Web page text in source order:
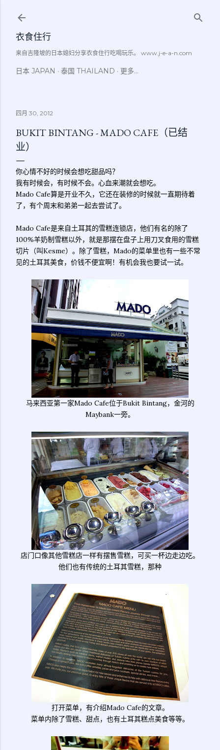
衣食住行
来自吉隆坡的日本媳妇分享衣食住行吃喝玩乐。 www.j-e-a-n.com
日本 JAPAN 泰国 THAILAND 更多…
四月 30, 2012
BUKIT BINTANG - MADO CAFE（已结
业）
你心情不好的时候会想吃甜品吗？
我有时候会，有时候不会。心血来潮就会想吃。
Mado Cafe算是开业不久，它还在装修的时候就一直期待着
了，有个周末和弟弟一起去尝试了。
Mado Cafe是来自土耳其的雪糕连锁店，他们有名的除了
100%羊奶制雪糕以外，就是那摆在盘子上用刀叉食用的雪糕
切片（叫Kesme）。除了雪糕，Mado的菜单里也有一些不常
见的土耳其美食，价钱不便宜啊！有机会我也要试一试。
马来西亚第一家Mado Cafe位于Bukit Bintang，金河的
Maybank一旁。
店门口像其他雪糕店一样有摆售雪糕，可买一杯边走边吃。
他们也有传统的土耳其雪糕，那种
打开菜单，有介绍Mado Cafe的文章。
菜单内除了雪糕、甜点，也有土耳其糕点美食等等。